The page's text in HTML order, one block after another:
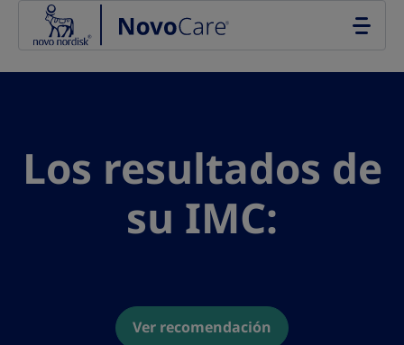
Go to the page content
Los resultados de
su IMC:
Ver recomendación